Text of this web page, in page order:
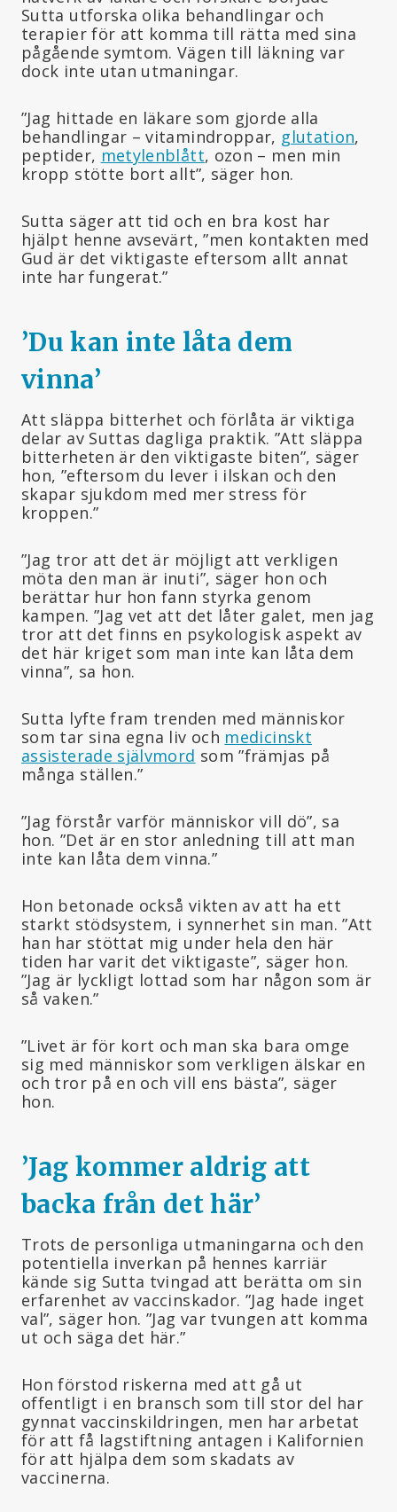
Sutta utforska olika behandlingar och
terapier för att komma till rätta med sina
pågående symtom. Vägen till läkning var
dock inte utan utmaningar.
”Jag hittade en läkare som gjorde alla
behandlingar – vitamindroppar, glutation,
peptider, metylenblått, ozon – men min
kropp stötte bort allt”, säger hon.
Sutta säger att tid och en bra kost har
hjälpt henne avsevärt, ”men kontakten med
Gud är det viktigaste eftersom allt annat
inte har fungerat.”
’Du kan inte låta dem
vinna’
Att släppa bitterhet och förlåta är viktiga
delar av Suttas dagliga praktik. ”Att släppa
bitterheten är den viktigaste biten”, säger
hon, ”eftersom du lever i ilskan och den
skapar sjukdom med mer stress för
kroppen.”
”Jag tror att det är möjligt att verkligen
möta den man är inuti”, säger hon och
berättar hur hon fann styrka genom
kampen. ”Jag vet att det låter galet, men jag
tror att det finns en psykologisk aspekt av
det här kriget som man inte kan låta dem
vinna”, sa hon.
Sutta lyfte fram trenden med människor
som tar sina egna liv och medicinskt
assisterade självmord som ”främjas på
många ställen.”
”Jag förstår varför människor vill dö”, sa
hon. ”Det är en stor anledning till att man
inte kan låta dem vinna.”
Hon betonade också vikten av att ha ett
starkt stödsystem, i synnerhet sin man. ”Att
han har stöttat mig under hela den här
tiden har varit det viktigaste”, säger hon.
”Jag är lyckligt lottad som har någon som är
så vaken.”
”Livet är för kort och man ska bara omge
sig med människor som verkligen älskar en
och tror på en och vill ens bästa”, säger
hon.
’Jag kommer aldrig att
backa från det här’
Trots de personliga utmaningarna och den
potentiella inverkan på hennes karriär
kände sig Sutta tvingad att berätta om sin
erfarenhet av vaccinskador. ”Jag hade inget
val”, säger hon. ”Jag var tvungen att komma
ut och säga det här.”
Hon förstod riskerna med att gå ut
offentligt i en bransch som till stor del har
gynnat vaccinskildringen, men har arbetat
för att få lagstiftning antagen i Kalifornien
för att hjälpa dem som skadats av
vaccinerna.